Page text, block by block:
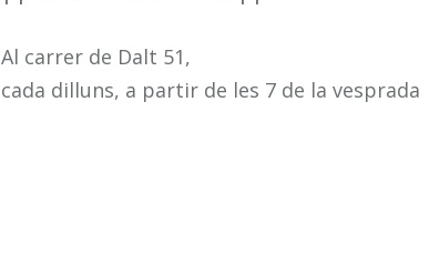
Al carrer de Dalt 51,
cada dilluns, a partir de les 7 de la vesprada